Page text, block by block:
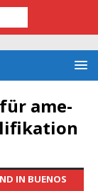
ame­
IN BUENOS